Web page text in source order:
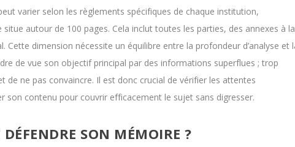
varier selon les règlements spécifiques de chaque institution,
autour de 100 pages. Cela inclut toutes les parties, des annexes à la
Cette dimension nécessite un équilibre entre la profondeur d’analyse et
de vue son objectif principal par des informations superflues ; trop
de ne pas convaincre. Il est donc crucial de vérifier les attentes
son contenu pour couvrir efficacement le sujet sans digresser.
SON MÉMOIRE ?